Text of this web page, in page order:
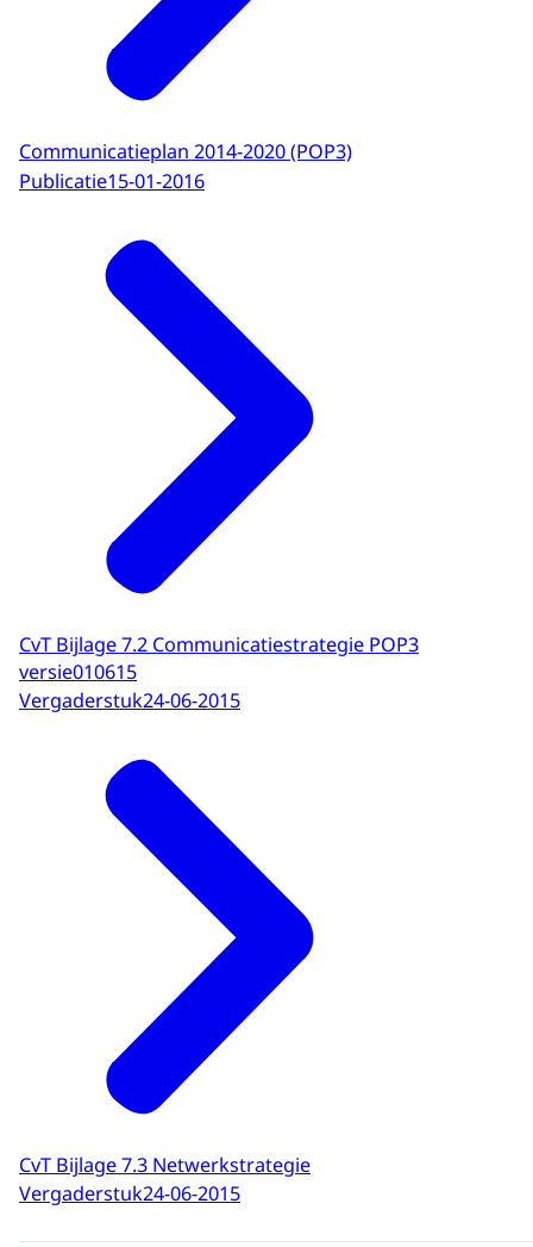
Communicatieplan 2014-2020 (POP3)
Publicatie15-01-2016
CvT Bijlage 7.2 Communicatiestrategie POP3
versie010615
Vergaderstuk24-06-2015
CvT Bijlage 7.3 Netwerkstrategie
Vergaderstuk24-06-2015